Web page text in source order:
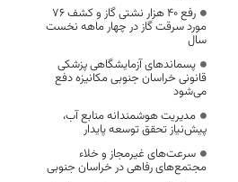
رفع 40 هزار نشتی گاز و کشف 76
مورد سرقت گاز در چهار ماهه نخست
سال
پسماندهای آزمایشگاهی پزشکی
قانونی خراسان جنوبی مکانیزه دفع
می‌شود
مدیریت هوشمندانه منابع آب،
پیش‌نیاز تحقق توسعه پایدار
سرعت‌های غیرمجاز و خلاء
مجتمع‌های رفاهی در خراسان جنوبی